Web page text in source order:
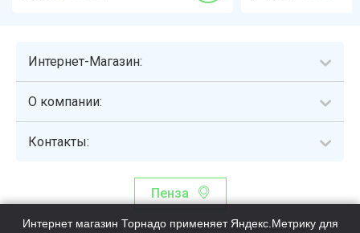
Интернет-Магазин:
О компании:
Контакты:
Пенза
Торнадо - интернет-гипермаркет, осуществляющий сборку,
Интернет магазин Торнадо применяет Яндекс.Метрику для